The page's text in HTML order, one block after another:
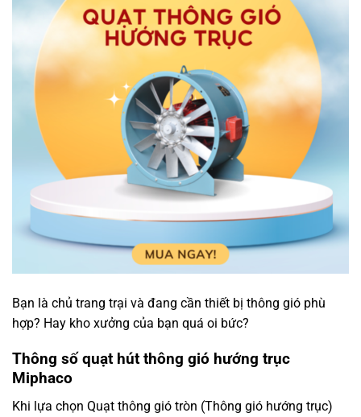
Bạn là chủ trang trại và đang cần thiết bị thông gió phù
hợp? Hay kho xưởng của bạn quá oi bức?
Thông số quạt hút thông gió hướng trục
Miphaco
Khi lựa chọn Quạt thông gió tròn (Thông gió hướng trục)